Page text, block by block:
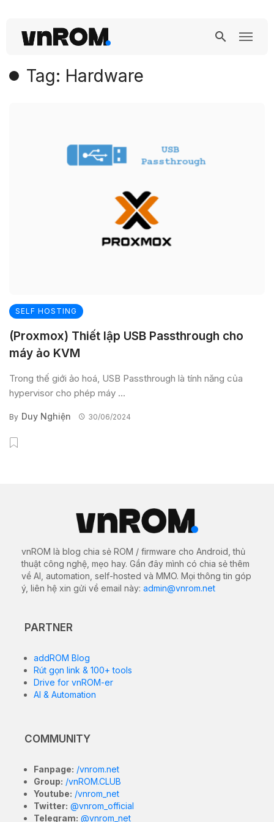
Tag: Hardware
SELF HOSTING
(Proxmox) Thiết lập USB Passthrough cho
máy ảo KVM
Trong thế giới ảo hoá, USB Passthrough là tính năng của
hypervisor cho phép máy ...
By Duy Nghiện 30/06/2024
vnROM là blog chia sẻ ROM / firmware cho Android, thủ
thuật công nghệ, mẹo hay. Gần đây mình có chia sẻ thêm
về AI, automation, self-hosted và MMO. Mọi thông tin góp
ý, liên hệ xin gửi về email này: admin@vnrom.net
PARTNER
addROM Blog
Rút gọn link & 100+ tools
Drive for vnROM-er
AI & Automation
COMMUNITY
Fanpage: /vnrom.net
Group: /vnROM.CLUB
Youtube: /vnrom_net
Twitter: @vnrom_official
Telegram: @vnrom_net